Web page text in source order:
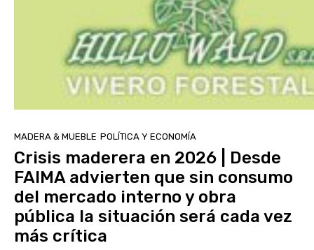
MADERA & MUEBLE POLÍTICA Y ECONOMÍA
Crisis maderera en 2026 | Desde
FAIMA advierten que sin consumo
del mercado interno y obra
pública la situación será cada vez
más crítica